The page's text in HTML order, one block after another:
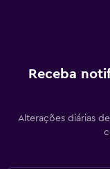
Receba
Alterações diárias